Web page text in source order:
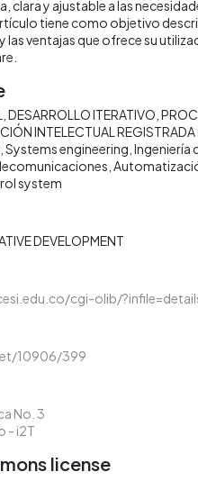
clara y ajustable a las
tiene como objetivo
ventajas que ofrece su
DESARROLLO ITERATIVO
INTELECTUAL REGISTRADA
Systems engineering Ingeniería
system
DEVELOPMENT
cgi-olib/
10906/399
No. 3
- i2T
license